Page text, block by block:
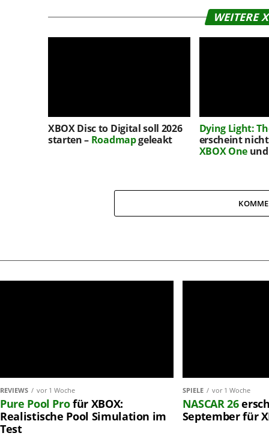
WEITERE
XBOX Disc to Digital soll 2026
starten – Roadmapgeleakt
Dying Light:
erscheint
XBOX One
REVIEWS vor 1 Woche
Pure Pool Profür XBOX:
Realistische Pool Simulation im
Test
SPIELE vor 1 Woche
NASCAR 26
September für